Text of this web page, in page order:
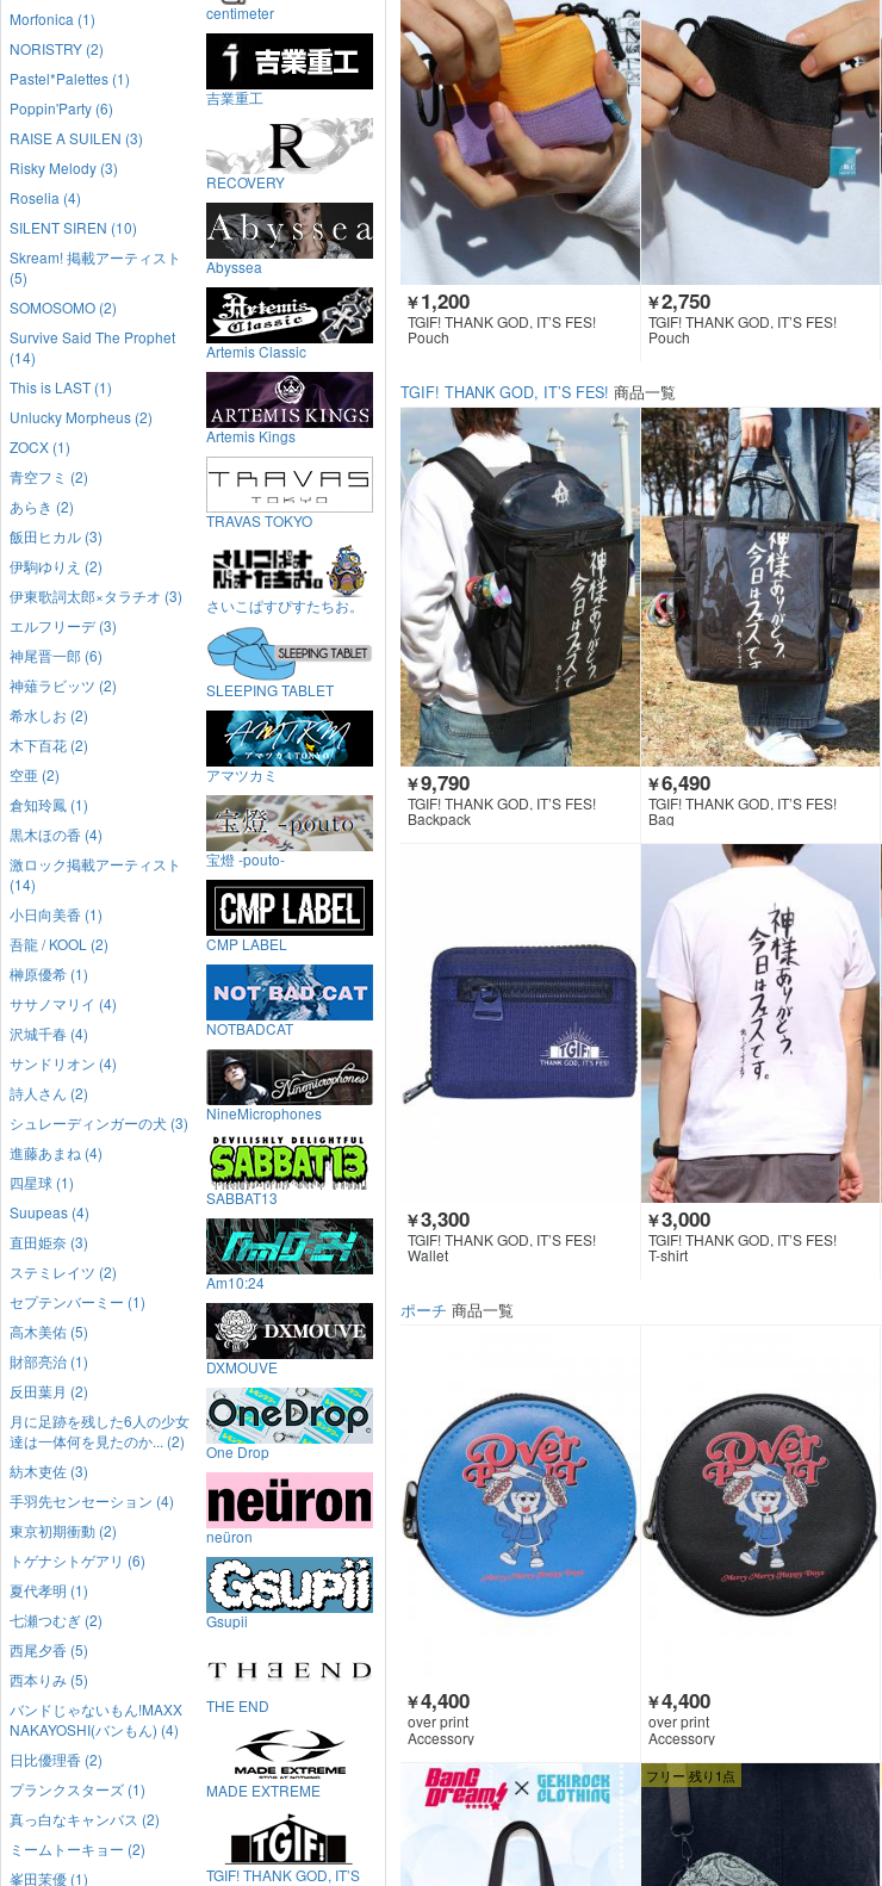
￥1,200
TGIF! THANK GOD, IT’S FES!
Pouch
￥2,750
TGIF! THANK GOD, IT’S FES!
Pouch
TGIF! THANK GOD, IT’S FES! 商品一覧
￥9,790
TGIF! THANK GOD, IT’S FES!
Backpack
￥6,490
TGIF! THANK GOD, IT’S FES!
Bag
￥3,300
TGIF! THANK GOD, IT’S FES!
Wallet
￥3,000
TGIF! THANK GOD, IT’S FES!
T-shirt
ポーチ 商品一覧
￥4,400
over print
Accessory
￥4,400
over print
Accessory
フリー 残り1点
Morfonica (1)
NORISTRY (2)
Pastel*Palettes (1)
Poppin'Party (6)
RAISE A SUILEN (3)
Risky Melody (3)
Roselia (4)
SILENT SIREN (10)
Skream! 掲載アーティスト
(5)
SOMOSOMO (2)
Survive Said The Prophet
(14)
This is LAST (1)
Unlucky Morpheus (2)
ZOCX (1)
青空フミ (2)
あらき (2)
飯田ヒカル (3)
伊駒ゆりえ (2)
伊東歌詞太郎×タラチオ (3)
エルフリーデ (3)
神尾晋一郎 (6)
神薙ラビッツ (2)
希水しお (2)
木下百花 (2)
空亜 (2)
倉知玲鳳 (1)
黒木ほの香 (4)
激ロック掲載アーティスト
(14)
小日向美香 (1)
吾龍 / KOOL (2)
榊原優希 (1)
ササノマリイ (4)
沢城千春 (4)
サンドリオン (4)
詩人さん (2)
シュレーディンガーの犬 (3)
進藤あまね (4)
四星球 (1)
Suupeas (4)
直田姫奈 (3)
ステミレイツ (2)
セプテンバーミー (1)
高木美佑 (5)
財部亮治 (1)
反田葉月 (2)
月に足跡を残した6人の少女
達は一体何を見たのか... (2)
紡木吏佐 (3)
手羽先センセーション (4)
東京初期衝動 (2)
トゲナシトゲアリ (6)
夏代孝明 (1)
七瀬つむぎ (2)
西尾夕香 (5)
西本りみ (5)
バンドじゃないもん!MAXX
NAKAYOSHI(バンもん) (4)
日比優理香 (2)
プランクスターズ (1)
真っ白なキャンバス (2)
ミームトーキョー (2)
峯田茉優 (1)
centimeter
吉業重工
RECOVERY
Abyssea
Artemis Classic
Artemis Kings
TRAVAS TOKYO
さいこぱすぴすたちお。
SLEEPING TABLET
アマツカミ
宝燈 -pouto-
CMP LABEL
NOTBADCAT
NineMicrophones
SABBAT13
Am10:24
DXMOUVE
One Drop
neüron
Gsupii
THE END
MADE EXTREME
TGIF! THANK GOD, IT’S